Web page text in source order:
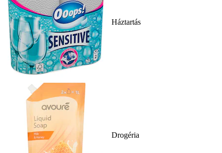
Háztartás
Drogéria